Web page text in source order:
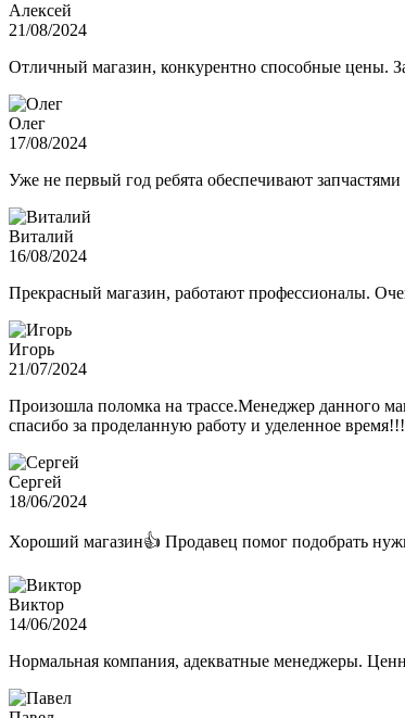
Алексей
21/08/2024
Отличный магазин, конкурентно способные цены.
Олег
17/08/2024
Уже не первый год ребята обеспечивают
Виталий
16/08/2024
Прекрасный магазин, работают профессионалы.
Игорь
21/07/2024
Произошла поломка на трассе.Менеджер данного
спасибо за проделанную работу и уделенное время!!!
Сергей
18/06/2024
Хороший магазин👍 Продавец помог подобрать
Виктор
14/06/2024
Нормальная компания, адекватные менеджеры.